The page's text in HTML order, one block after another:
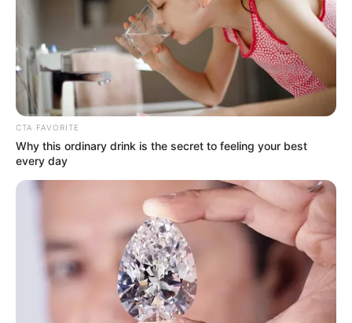
આ કંપનીઓના શેરોમાં રોકાણ કરનારને જલસા,
ડબલ રિટર્ન મળ્યું
TATA ગ્રૂપની કંપનીઓના શેરોએ તેમના રોકાણકારોને બમણું વળતર આપ્યું
છે.આ વર્ષે સેન્સેક્સે 16.25 ટકા રિટર્ન આપ્યું છે. તે જ સમયે…
Read More »
CTA FAVORITE
Why this ordinary drink is the secret to feeling your best
every day